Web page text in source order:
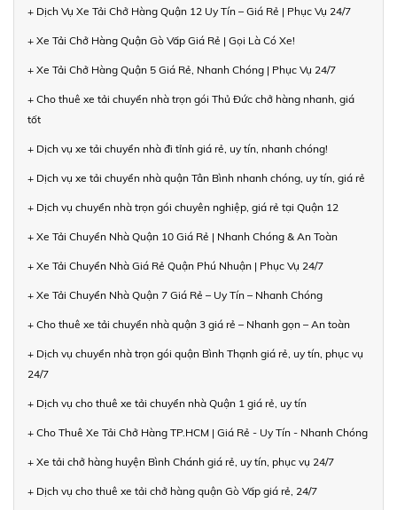
+ Dịch Vụ Xe Tải Chở Hàng Quận 12 Uy Tín – Giá Rẻ | Phục Vụ 24/7
+ Xe Tải Chở Hàng Quận Gò Vấp Giá Rẻ | Gọi Là Có Xe!
+ Xe Tải Chở Hàng Quận 5 Giá Rẻ, Nhanh Chóng | Phục Vụ 24/7
+ Cho thuê xe tải chuyển nhà trọn gói Thủ Đức chở hàng nhanh, giá
tốt
+ Dịch vụ xe tải chuyển nhà đi tỉnh giá rẻ, uy tín, nhanh chóng!
+ Dịch vụ xe tải chuyển nhà quận Tân Bình nhanh chóng, uy tín, giá rẻ
+ Dịch vụ chuyển nhà trọn gói chuyên nghiệp, giá rẻ tại Quận 12
+ Xe Tải Chuyển Nhà Quận 10 Giá Rẻ | Nhanh Chóng & An Toàn
+ Xe Tải Chuyển Nhà Giá Rẻ Quận Phú Nhuận | Phục Vụ 24/7
+ Xe Tải Chuyển Nhà Quận 7 Giá Rẻ – Uy Tín – Nhanh Chóng
+ Cho thuê xe tải chuyển nhà quận 3 giá rẻ – Nhanh gọn – An toàn
+ Dịch vụ chuyển nhà trọn gói quận Bình Thạnh giá rẻ, uy tín, phục vụ
24/7
+ Dịch vụ cho thuê xe tải chuyển nhà Quận 1 giá rẻ, uy tín
+ Cho Thuê Xe Tải Chở Hàng TP.HCM | Giá Rẻ - Uy Tín - Nhanh Chóng
+ Xe tải chở hàng huyện Bình Chánh giá rẻ, uy tín, phục vụ 24/7
+ Dịch vụ cho thuê xe tải chở hàng quận Gò Vấp giá rẻ, 24/7